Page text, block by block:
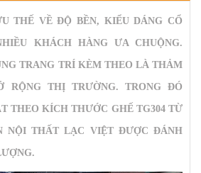
THẾ VỀ ĐỘ BỀN, KIỂU DÁNG CỔ
KHÁCH HÀNG ƯA CHUỘNG.
TRANG TRÍ KÈM THEO LÀ THẢM
RỘNG THỊ TRƯỜNG. TRONG ĐÓ
THEO KÍCH THƯỚC GHẾ TG304 TỪ
NỘI THẤT LẠC VIỆT ĐƯỢC ĐÁNH